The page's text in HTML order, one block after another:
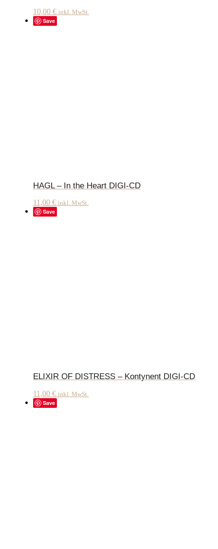
10,00 € inkl. MwSt.
Save
HAGL – In the Heart DIGI-CD
11,00 € inkl. MwSt.
Save
ELIXIR OF DISTRESS – Kontynent DIGI-CD
11,00 € inkl. MwSt.
Save